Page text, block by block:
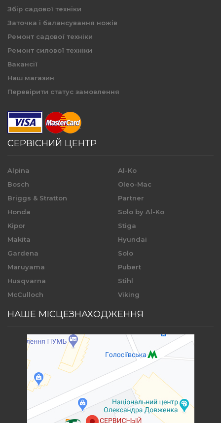
Збір садової техніки
Заточка і балансування ножів
Ремонт садової техніки
Ремонт силової техніки
Вакансії
Наш магазин
Перевірити статус замовлення
СЕРВІСНИЙ ЦЕНТР
Alpina
Bosch
Briggs & Stratton
Honda
Kipor
Makita
Gardena
Maruyama
Husqvarna
McCulloch
Al-Ko
Oleo-Mac
Partner
Solo by Al-Ko
Stiga
Hyundai
Solo
Pubert
Stihl
Viking
НАШЕ МІСЦЕЗНАХОДЖЕННЯ